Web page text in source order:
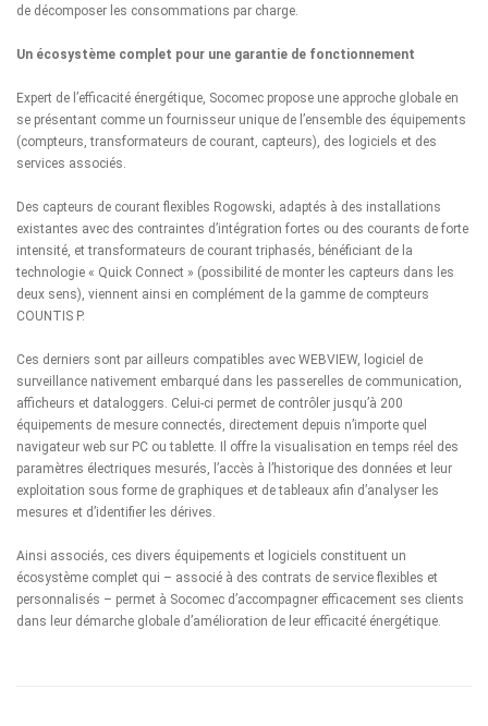
de décomposer les consommations par charge.
Un écosystème complet pour une garantie de fonctionnement
Expert de l’efficacité énergétique, Socomec propose une approche globale en
se présentant comme un fournisseur unique de l’ensemble des équipements
(compteurs, transformateurs de courant, capteurs), des logiciels et des
services associés.
Des capteurs de courant flexibles Rogowski, adaptés à des installations
existantes avec des contraintes d’intégration fortes ou des courants de forte
intensité, et transformateurs de courant triphasés, bénéficiant de la
technologie « Quick Connect » (possibilité de monter les capteurs dans les
deux sens), viennent ainsi en complément de la gamme de compteurs
COUNTIS P.
Ces derniers sont par ailleurs compatibles avec WEBVIEW, logiciel de
surveillance nativement embarqué dans les passerelles de communication,
afficheurs et dataloggers. Celui-ci permet de contrôler jusqu’à 200
équipements de mesure connectés, directement depuis n’importe quel
navigateur web sur PC ou tablette. Il offre la visualisation en temps réel des
paramètres électriques mesurés, l’accès à l’historique des données et leur
exploitation sous forme de graphiques et de tableaux afin d’analyser les
mesures et d’identifier les dérives.
Ainsi associés, ces divers équipements et logiciels constituent un
écosystème complet qui – associé à des contrats de service flexibles et
personnalisés – permet à Socomec d’accompagner efficacement ses clients
dans leur démarche globale d’amélioration de leur efficacité énergétique.